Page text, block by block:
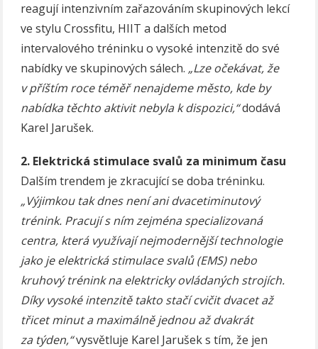
reagují intenzivním zařazováním skupinových lekcí
ve stylu Crossfitu, HIIT a dalších metod
intervalového tréninku o vysoké intenzitě do své
nabídky ve skupinových sálech. „Lze očekávat, že
v příštím roce téměř nenajdeme město, kde by
nabídka těchto aktivit nebyla k dispozici,“dodává
Karel Jarušek.
2. Elektrická stimulace svalů za minimum času
Dalším trendem je zkracující se doba tréninku.
„Výjimkou tak dnes není ani dvacetiminutový
trénink. Pracují s ním zejména specializovaná
centra, která využívají nejmodernější technologie
jako je elektrická stimulace svalů (EMS) nebo
kruhový trénink na elektricky ovládaných strojích.
Díky vysoké intenzitě takto stačí cvičit dvacet až
třicet minut a maximálně jednou až dvakrát
za týden,“vysvětluje Karel Jarušek s tím, že jen